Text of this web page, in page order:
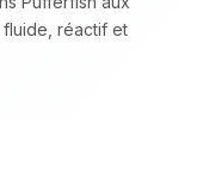
fluide, réactif et